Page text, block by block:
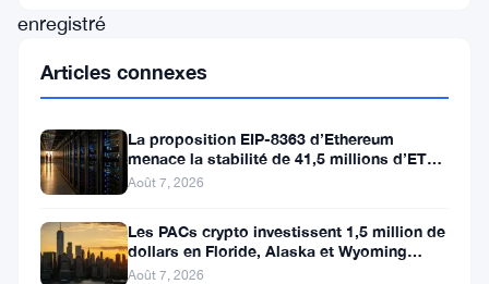
enregistré
plus
500
Articles connexes
La proposition EIP-8363 d’Ethereum
menace la stabilité de 41,5 millions d’ETH
stakés et de la DeFi
Août 7, 2026
Les PACs crypto investissent 1,5 million de
dollars en Floride, Alaska et Wyoming
après un revers au Michigan
Août 7, 2026